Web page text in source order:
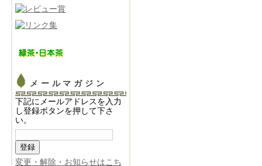
メールマガジン
下記にメールアドレスを入力
し登録ボタンを押して下さ
い。
変更・解除・お知らせはこち